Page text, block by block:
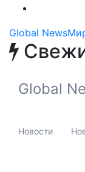
Global News
Global
Новости